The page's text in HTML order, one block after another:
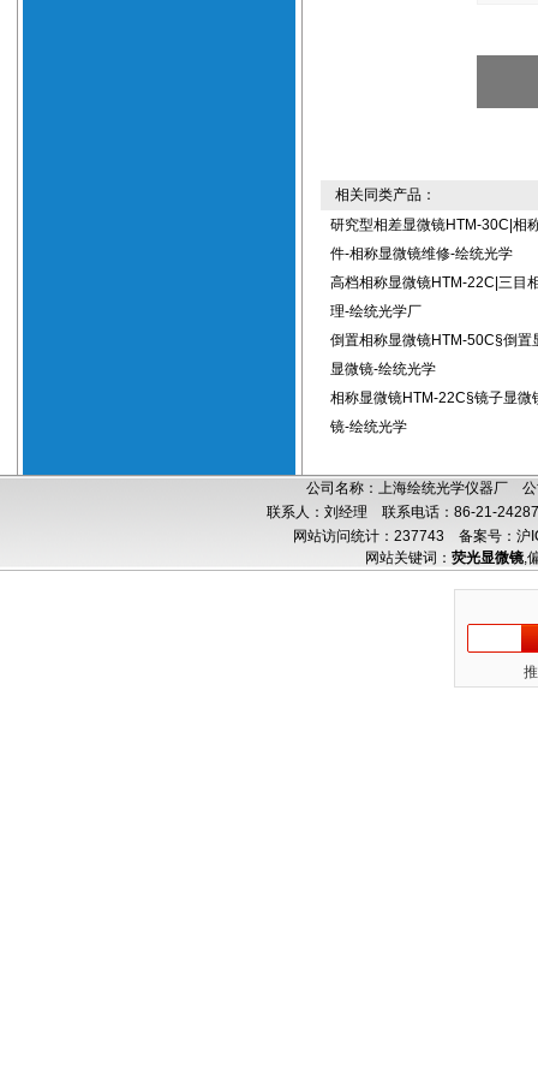
相关同类产品：
研究型相差显微镜HTM-30C|相
件-相称显微镜维修-绘统光学
高档相称显微镜HTM-22C|三目
理-绘统光学厂
倒置相称显微镜HTM-50C§倒置
显微镜-绘统光学
相称显微镜HTM-22C§镜子显微
镜-绘统光学
公司名称：上海绘统光学仪器厂
联系人：刘经理 联系电话：86-21-
网站访问统计：237743 备案号：沪
网站关键词： 荧光显微镜,